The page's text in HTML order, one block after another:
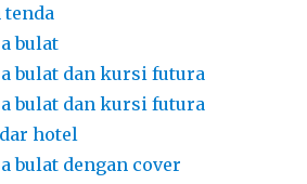
tenda
bulat
bulat dan kursi futura
bulat dan kursi futura
hotel
bulat dengan cover